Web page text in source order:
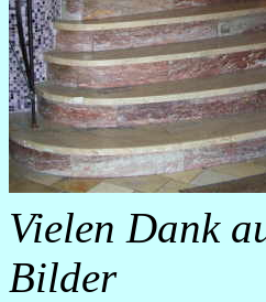
Vielen Dank
Bilder